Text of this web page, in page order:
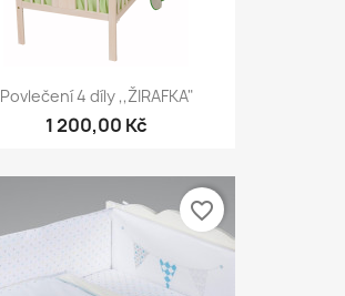
Povlečení 4 díly ,,ŽIRAFKA"
1 200,00 Kč
favorite_border